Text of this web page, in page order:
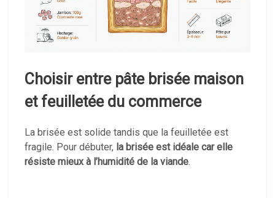
Choisir entre pâte brisée maison
et feuilletée du commerce
La brisée est solide tandis que la feuilletée est
fragile. Pour débuter, la brisée est idéale car elle
résiste mieux à l’humidité de la viande.